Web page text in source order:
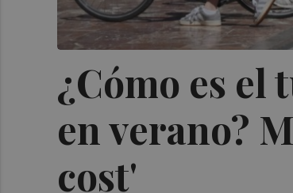
¿Cómo es el
en verano?
cost'